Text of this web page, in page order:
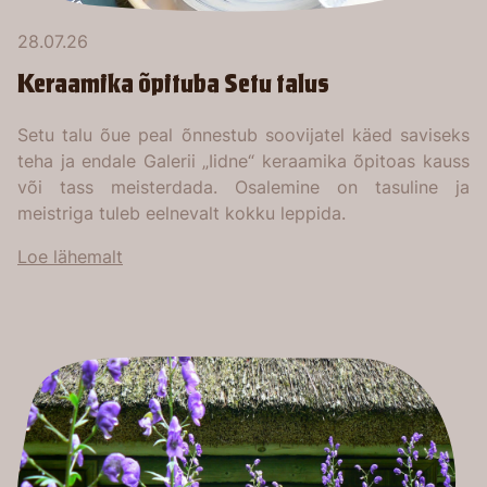
28.07.26
Keraamika õpituba Setu talus
Setu talu õue peal õnnestub soovijatel käed saviseks
teha ja endale Galerii „Iidne“ keraamika õpitoas kauss
või tass meisterdada. Osalemine on tasuline ja
meistriga tuleb eelnevalt kokku leppida.
Loe lähemalt